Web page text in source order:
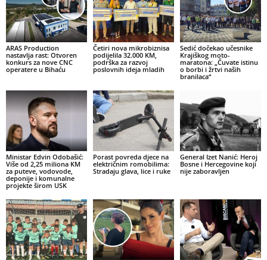
ARAS Production
nastavlja rast: Otvoren
konkurs za nove CNC
operatere u Bihaću
Četiri nova mikrobiznisa
podijelila 32.000 KM,
podrška za razvoj
poslovnih ideja mladih
Sedić dočekao učesnike
Krajiškog moto-
maratona: „Čuvate istinu
o borbi i žrtvi naših
branilaca“
Ministar Edvin Odobašić:
Više od 2,25 miliona KM
za puteve, vodovode,
deponije i komunalne
projekte širom USK
Porast povreda djece na
električnim romobilima:
Stradaju glava, lice i ruke
General Izet Nanić: Heroj
Bosne i Hercegovine koji
nije zaboravljen